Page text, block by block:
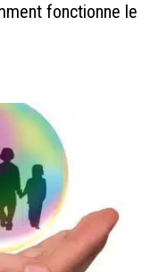
fonctionne le